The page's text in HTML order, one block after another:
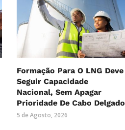
Formação Para O LNG Deve
Seguir Capacidade
Nacional, Sem Apagar
Prioridade De Cabo Delgado
5 de Agosto, 2026